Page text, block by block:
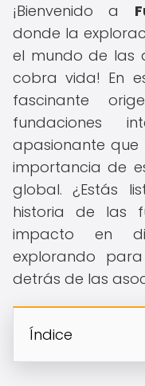
¡Bienvenido a
donde la
el mundo de las
cobra vida! En
fascinante
fundaciones
apasionante
importancia de
global. ¿Estás
historia de las
impacto en
explorando
detrás de las
Índice